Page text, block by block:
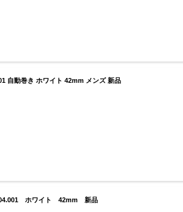
自動巻き ホワイト 42mm メンズ 新品
ホワイト 42mm 新品